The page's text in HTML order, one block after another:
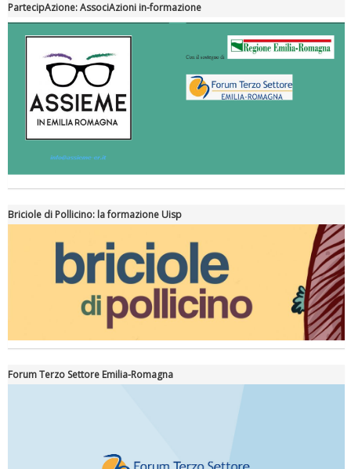
PartecipAzione: AssociAzioni in-formazione
Briciole di Pollicino: la formazione Uisp
Forum Terzo Settore Emilia-Romagna